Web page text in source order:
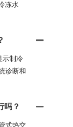
冻水
示制冷
诊断和
吗？
式热交